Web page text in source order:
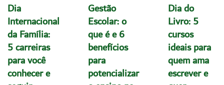
Dia
Internacional
da Família:
5 carreiras
para você
conhecer e
Gestão
Escolar: o
que é e 6
benefícios
para
potencializar
Dia do
Livro: 5
cursos
ideais para
quem ama
escrever e